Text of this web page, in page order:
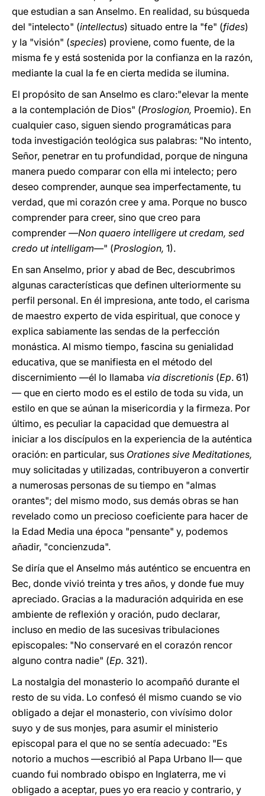
que estudian a san Anselmo. En realidad, su búsqueda
del "intelecto" (intellectus) situado entre la "fe" (fides)
y la "visión" (species) proviene, como fuente, de la
misma fe y está sostenida por la confianza en la razón,
mediante la cual la fe en cierta medida se ilumina.
El propósito de san Anselmo es claro:"elevar la mente
a la contemplación de Dios" (Proslogion, Proemio). En
cualquier caso, siguen siendo programáticas para
toda investigación teológica sus palabras: "No intento,
Señor, penetrar en tu profundidad, porque de ninguna
manera puedo comparar con ella mi intelecto; pero
deseo comprender, aunque sea imperfectamente, tu
verdad, que mi corazón cree y ama. Porque no busco
comprender para creer, sino que creo para
comprender —Non quaero intelligere ut credam, sed
credo ut intelligam—" (Proslogion, 1).
En san Anselmo, prior y abad de Bec, descubrimos
algunas características que definen ulteriormente su
perfil personal. En él impresiona, ante todo, el carisma
de maestro experto de vida espiritual, que conoce y
explica sabiamente las sendas de la perfección
monástica. Al mismo tiempo, fascina su genialidad
educativa, que se manifiesta en el método del
discernimiento —él lo llamaba via discretionis (Ep. 61)
— que en cierto modo es el estilo de toda su vida, un
estilo en que se aúnan la misericordia y la firmeza. Por
último, es peculiar la capacidad que demuestra al
iniciar a los discípulos en la experiencia de la auténtica
oración: en particular, sus Orationes sive Meditationes,
muy solicitadas y utilizadas, contribuyeron a convertir
a numerosas personas de su tiempo en "almas
orantes"; del mismo modo, sus demás obras se han
revelado como un precioso coeficiente para hacer de
la Edad Media una época "pensante" y, podemos
añadir, "concienzuda".
Se diría que el Anselmo más auténtico se encuentra en
Bec, donde vivió treinta y tres años, y donde fue muy
apreciado. Gracias a la maduración adquirida en ese
ambiente de reflexión y oración, pudo declarar,
incluso en medio de las sucesivas tribulaciones
episcopales: "No conservaré en el corazón rencor
alguno contra nadie" (Ep. 321).
La nostalgia del monasterio lo acompañó durante el
resto de su vida. Lo confesó él mismo cuando se vio
obligado a dejar el monasterio, con vivísimo dolor
suyo y de sus monjes, para asumir el ministerio
episcopal para el que no se sentía adecuado: "Es
notorio a muchos —escribió al Papa Urbano II— que
cuando fui nombrado obispo en Inglaterra, me vi
obligado a aceptar, pues yo era reacio y contrario, y